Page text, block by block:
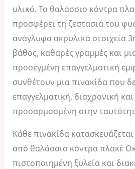
υλικό. Το θαλάσσιο κόντρα
προσφέρει τη ζεστασιά του
ανάγλυφα ακρυλικά στοιχεία
βάθος, καθαρές γραμμές και
προσεγμένη επαγγελματική
συνθέτουν μια πινακίδα που
επαγγελματική, διαχρονική
προσαρμοσμένη στην
Κάθε πινακίδα
από θαλάσσιο κόντρα πλακέ
πιστοποιημένη ξυλεία και